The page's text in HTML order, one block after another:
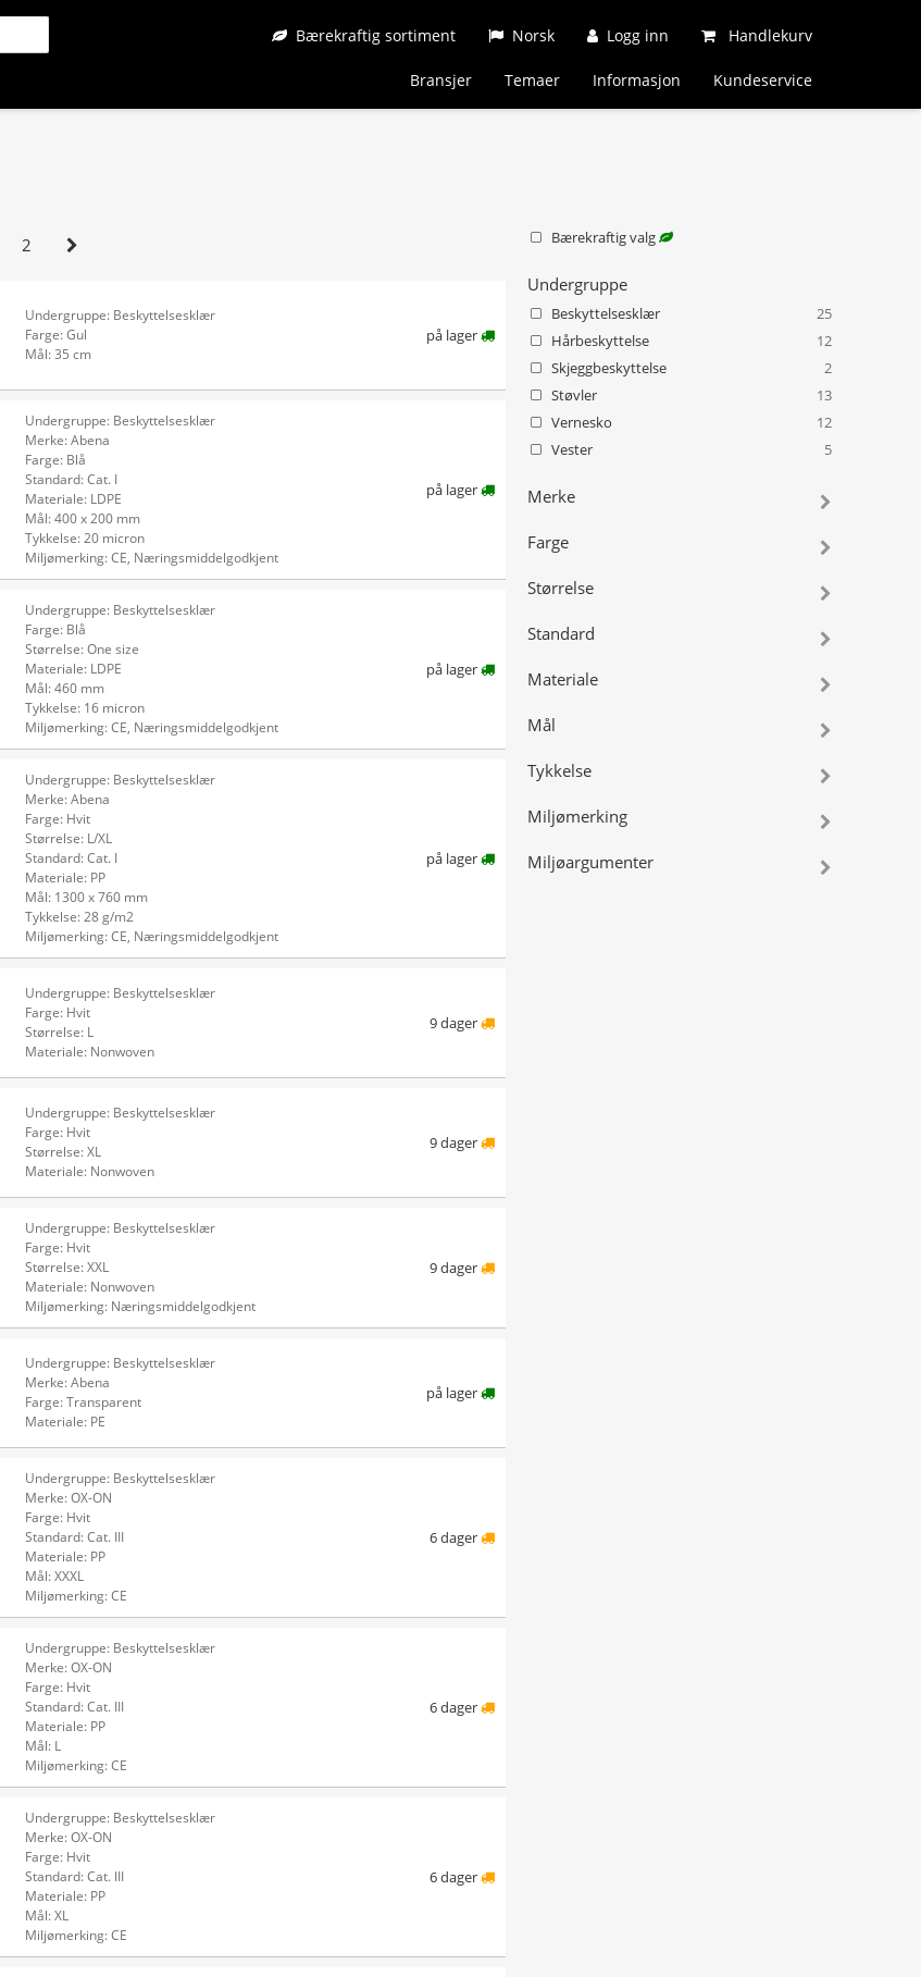
Bærekraftig sortiment Norsk Logg inn Handlekurv
Bransjer Temaer Informasjon Kundeservice
2
Undergruppe: Beskyttelsesklær
Farge: Gul
Mål: 35 cm
på lager
Undergruppe: Beskyttelsesklær
Merke: Abena
Farge: Blå
Standard: Cat. I
Materiale: LDPE
Mål: 400 x 200 mm
Tykkelse: 20 micron
Miljømerking: CE, Næringsmiddelgodkjent
på lager
Undergruppe: Beskyttelsesklær
Farge: Blå
Størrelse: One size
Materiale: LDPE
Mål: 460 mm
Tykkelse: 16 micron
Miljømerking: CE, Næringsmiddelgodkjent
på lager
Undergruppe: Beskyttelsesklær
Merke: Abena
Farge: Hvit
Størrelse: L/XL
Standard: Cat. I
Materiale: PP
Mål: 1300 x 760 mm
Tykkelse: 28 g/m2
Miljømerking: CE, Næringsmiddelgodkjent
på lager
Undergruppe: Beskyttelsesklær
Farge: Hvit
Størrelse: L
Materiale: Nonwoven
9 dager
Undergruppe: Beskyttelsesklær
Farge: Hvit
Størrelse: XL
Materiale: Nonwoven
9 dager
Undergruppe: Beskyttelsesklær
Farge: Hvit
Størrelse: XXL
Materiale: Nonwoven
Miljømerking: Næringsmiddelgodkjent
9 dager
Undergruppe: Beskyttelsesklær
Merke: Abena
Farge: Transparent
Materiale: PE
på lager
Undergruppe: Beskyttelsesklær
Merke: OX-ON
Farge: Hvit
Standard: Cat. III
Materiale: PP
Mål: XXXL
Miljømerking: CE
6 dager
Undergruppe: Beskyttelsesklær
Merke: OX-ON
Farge: Hvit
Standard: Cat. III
Materiale: PP
Mål: L
Miljømerking: CE
6 dager
Undergruppe: Beskyttelsesklær
Merke: OX-ON
Farge: Hvit
Standard: Cat. III
Materiale: PP
Mål: XL
Miljømerking: CE
6 dager
Bærekraftig valg
Undergruppe
Beskyttelsesklær
25
Hårbeskyttelse
12
Skjeggbeskyttelse
2
Støvler
13
Vernesko
12
Vester
5
Merke
Farge
Størrelse
Standard
Materiale
Mål
Tykkelse
Miljømerking
Miljøargumenter